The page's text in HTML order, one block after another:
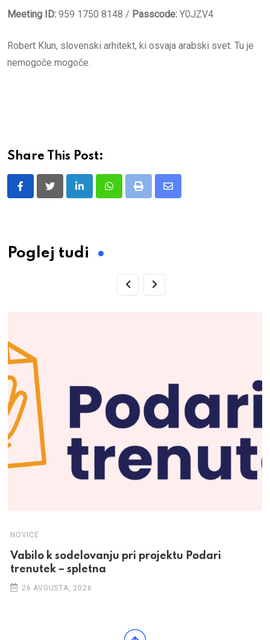
Meeting ID: 959 1750 8148 / Passcode: Y0JZV4
Robert Klun, slovenski arhitekt, ki osvaja arabski svet. Tu je
nemogoče mogoče.
Share This Post:
LinkedInWhatsappPrint
Share
Poglej tudi
NOVICE
Vabilo k sodelovanju pri projektu Podari
trenutek – spletna
26 AVGUSTA, 2026